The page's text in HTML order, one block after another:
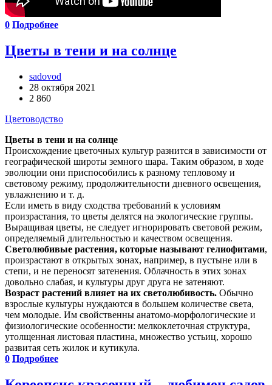
0 Подробнее
Цветы в тени и на солнце
sadovod
28 октября 2021
2 860
Цветоводство
Цветы в тени и на солнце
Происхождение цветочных культур разнится в зависимости от
географической широты земного шара. Таким образом, в ходе
эволюции они приспособились к разному тепловому и
световому режиму, продолжительности дневного освещения,
увлажнению и т. д.
Если иметь в виду сходства требований к условиям
произрастания, то цветы делятся на экологические группы.
Выращивая цветы, не следует игнорировать световой режим,
определяемый длительностью и качеством освещения.
Светолюбивые растения, которые называют гелиофитами,
произрастают в открытых зонах, например, в пустыне или в
степи, и не переносят затенения. Облачность в этих зонах
довольно слабая, и культуры друг друга не затеняют.
Возраст растений влияет на их светолюбивость. Обычно
взрослые культуры нуждаются в большем количестве света,
чем молодые. Им свойственны анатомо-морфологические и
физиологические особенности: мелкоклеточная структура,
утолщенная листовая пластина, множество устьиц, хорошо
развитая сеть жилок и кутикула.
0 Подробнее